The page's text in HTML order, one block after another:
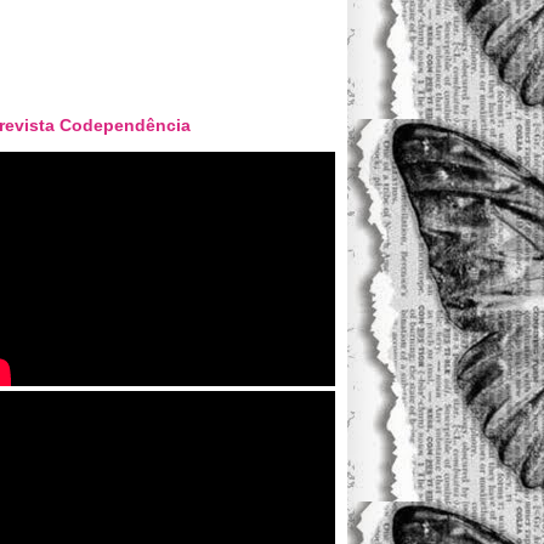
Codependência